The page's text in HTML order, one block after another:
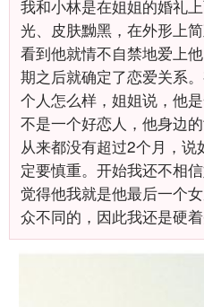
我和小林是在姐姐的婚礼
光、皮肤黝黑，在外形上
看到他就情不自禁地爱上
期之后就确定了恋爱关系
个人怎么样，姐姐说，他
不是一个好恋人，他身边
从来都没有超过2个月，
定要慎重。开始我还不相
觉得他我就是他最后一个
众不同的，因此我还是硬